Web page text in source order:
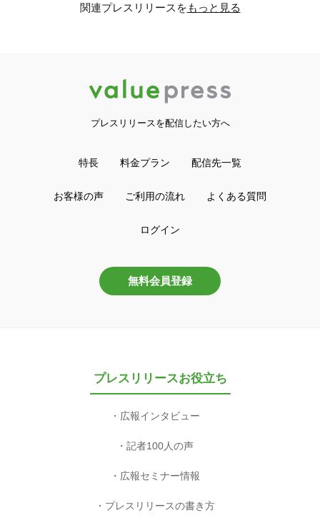
関連プレスリリースをもっと見る
プレスリリースを配信したい方へ
特長 料金プラン 配信先一覧
お客様の声 ご利用の流れ よくある質問
ログイン
無料会員登録
プレスリリースお役立ち
広報インタビュー
記者100人の声
広報セミナー情報
プレスリリースの書き方